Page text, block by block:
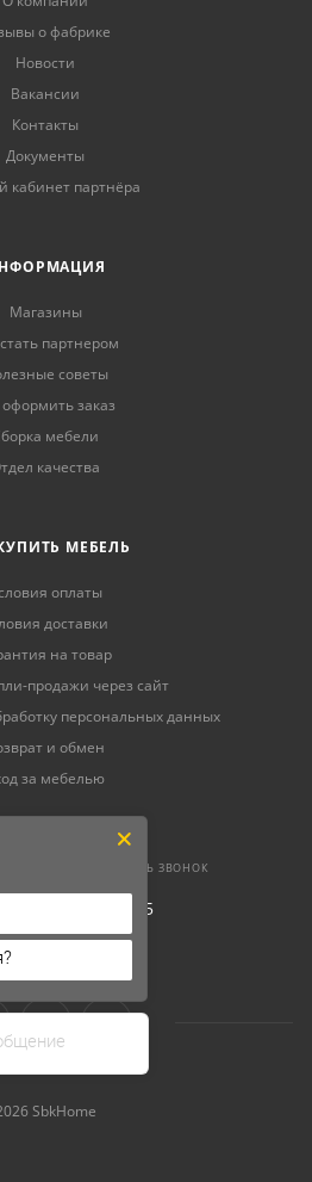
о фабрике
Новости
Вакансии
Контакты
Документы
кабинет партнёра
Магазины
партнером
советы
оформить заказ
мебели
качества
МЕБЕЛЬ
оплаты
доставки
на товар
продажи через сайт
персональных данных
и обмен
за мебелью
ЗАКАЗАТЬ ЗВОНОК
SbkHome